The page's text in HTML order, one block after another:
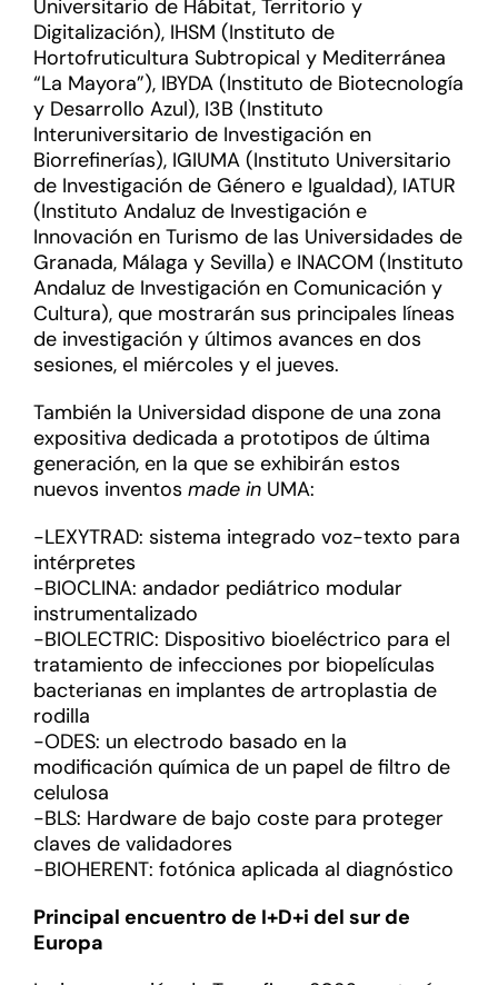
Universitario de Hábitat, Territorio y
Digitalización), IHSM (Instituto de
Hortofruticultura Subtropical y Mediterránea
“La Mayora”), IBYDA (Instituto de Biotecnología
y Desarrollo Azul), I3B (Instituto
Interuniversitario de Investigación en
Biorrefinerías), IGIUMA (Instituto Universitario
de Investigación de Género e Igualdad), IATUR
(Instituto Andaluz de Investigación e
Innovación en Turismo de las Universidades de
Granada, Málaga y Sevilla) e INACOM (Instituto
Andaluz de Investigación en Comunicación y
Cultura), que mostrarán sus principales líneas
de investigación y últimos avances en dos
sesiones, el miércoles y el jueves.
También la Universidad dispone de una zona
expositiva dedicada a prototipos de última
generación, en la que se exhibirán estos
nuevos inventos made in UMA:
-LEXYTRAD: sistema integrado voz-texto para
intérpretes
-BIOCLINA: andador pediátrico modular
instrumentalizado
-BIOLECTRIC: Dispositivo bioeléctrico para el
tratamiento de infecciones por biopelículas
bacterianas en implantes de artroplastia de
rodilla
-ODES: un electrodo basado en la
modificación química de un papel de filtro de
celulosa
-BLS: Hardware de bajo coste para proteger
claves de validadores
-BIOHERENT: fotónica aplicada al diagnóstico
Principal encuentro de I+D+i del sur de
Europa